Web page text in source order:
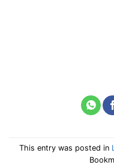
This entry was posted in